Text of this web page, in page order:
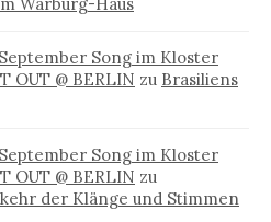
Song im Kloster
OUT @ BERLIN zu Brasiliens
Song im Kloster
OUT @ BERLIN zu
der Klänge und Stimmen